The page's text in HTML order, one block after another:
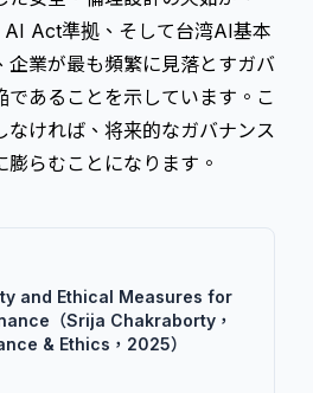
Act準拠、そして台湾AI基本
企業が最も頻繁に見落とすガバ
であることを示しています。こ
なければ、将来的なガバナンス
らむことになります。
and Ethical Measures for
（Srija Chakraborty，
& Ethics，2025）